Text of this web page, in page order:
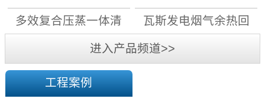
先用电”原则，大力实施“煤
改电”，能改尽改;对具备电
采暖条件的，“宜集中则集
中、宜分散则分散”，通过
蓄...
机组
机组
多效复合压蒸一体清
洁高效干燥系统
瓦斯发电烟气余热回
进入产品频道>>
工程案例